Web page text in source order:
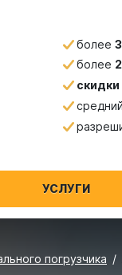
более
более
скидки
средний
УСЛУГИ
погрузчика